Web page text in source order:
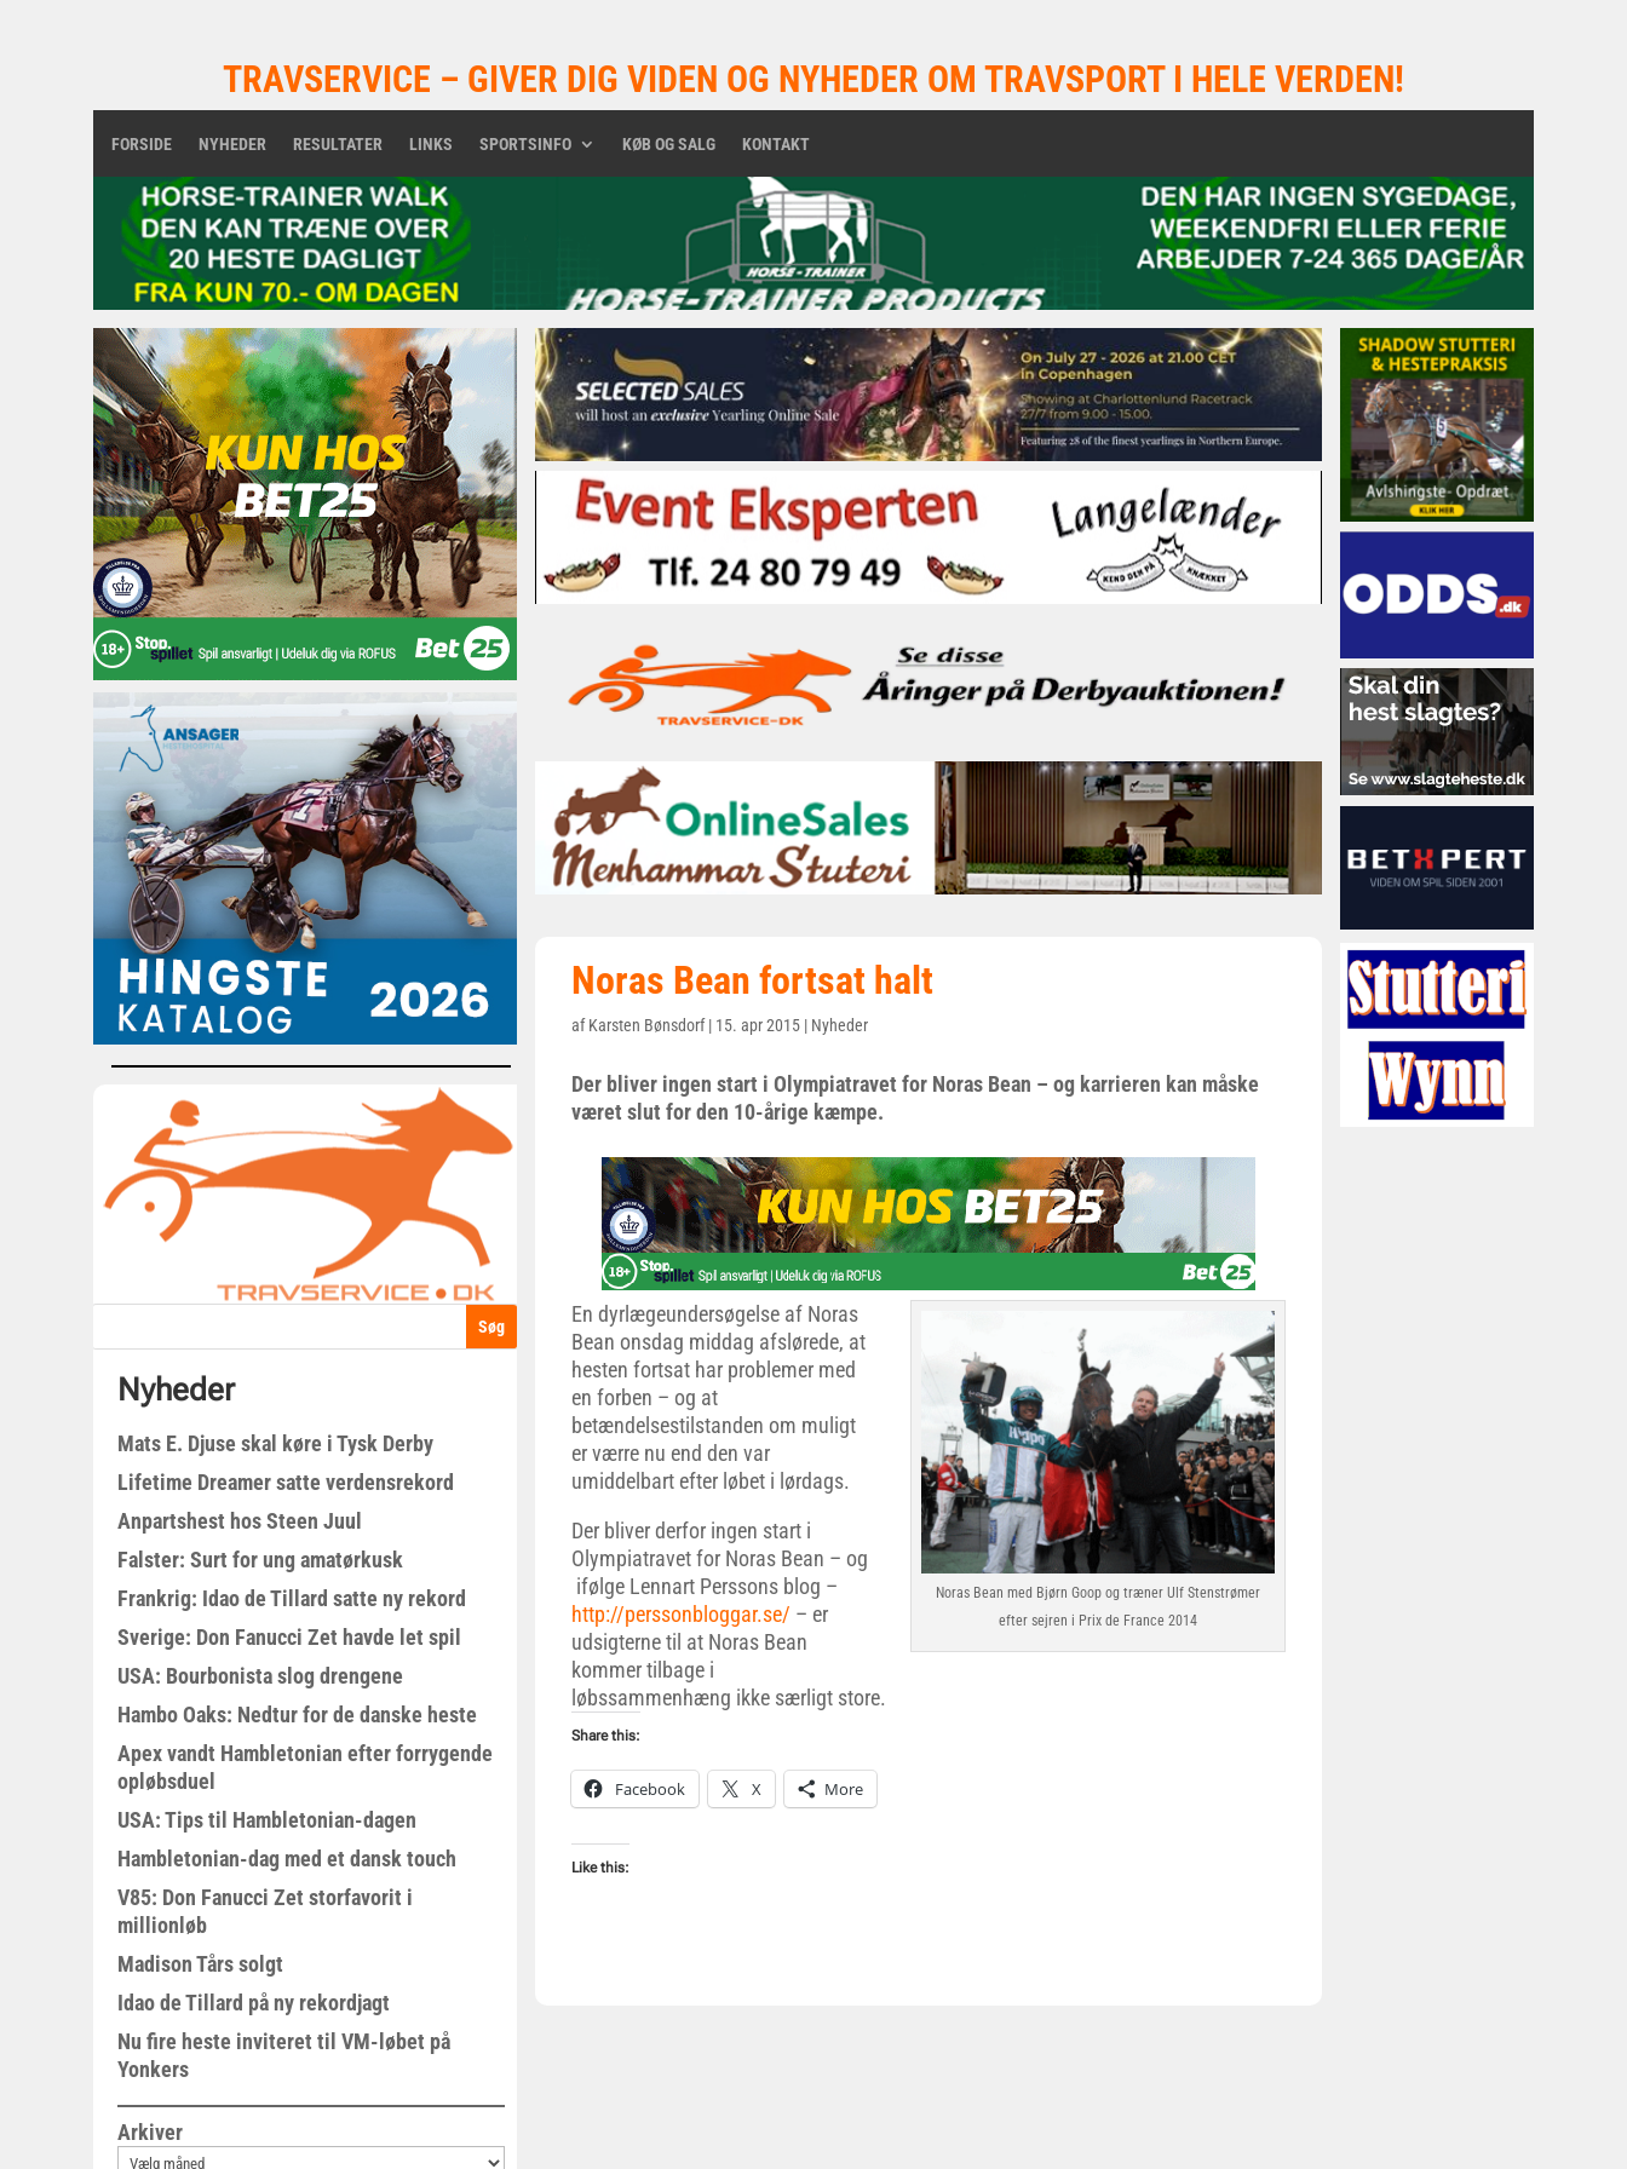
TRAVSERVICE – GIVER DIG VIDEN OG NYHEDER OM TRAVSPORT I HELE VERDEN!
FORSIDE NYHEDER RESULTATER LINKS SPORTSINFO KØB OG SALG KONTAKT
Nyheder
Mats E. Djuse skal køre i Tysk Derby
Lifetime Dreamer satte verdensrekord
Anpartshest hos Steen Juul
Falster: Surt for ung amatørkusk
Frankrig: Idao de Tillard satte ny rekord
Sverige: Don Fanucci Zet havde let spil
USA: Bourbonista slog drengene
Hambo Oaks: Nedtur for de danske heste
Apex vandt Hambletonian efter forrygende
opløbsduel
USA: Tips til Hambletonian-dagen
Hambletonian-dag med et dansk touch
V85: Don Fanucci Zet storfavorit i
millionløb
Madison Tårs solgt
Idao de Tillard på ny rekordjagt
Nu fire heste inviteret til VM-løbet på
Yonkers
Arkiver
Noras Bean fortsat halt
afKarsten Bønsdorf| 15. apr 2015 | Nyheder
Der bliver ingen start i Olympiatravet for Noras Bean – og karrieren kan måske
været slut for den 10-årige kæmpe.
Noras Bean med Bjørn Goop og træner Ulf Stenstrømer
efter sejren i Prix de France 2014
En dyrlægeundersøgelse af Noras
Bean onsdag middag afslørede, at
hesten fortsat har problemer med
en forben – og at
betændelsestilstanden om muligt
er værre nu end den var
umiddelbart efter løbet i lørdags.
Der bliver derfor ingen start i
Olympiatravet for Noras Bean – og
ifølge Lennart Perssons blog –
http://perssonbloggar.se/ – er
udsigterne til at Noras Bean
kommer tilbage i
løbssammenhæng ikke særligt store.
Share this:
Facebook X More
Like this: